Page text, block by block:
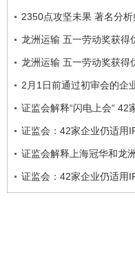
2350点攻坚未果 著名分
龙洲运输 五一劳动奖获得
龙洲运输 五一劳动奖获得
2月1日前通过初审会的企
证监会解释“闪电上会“ 42
证监会：42家企业仍适用
证监会解释上海冠华和龙
证监会：42家企业仍适用